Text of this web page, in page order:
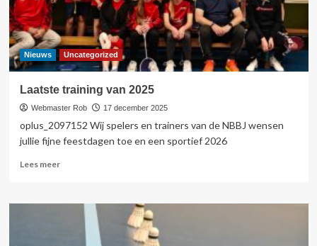
Nieuws Uncategorized
Laatste training van 2025
Webmaster Rob 17 december 2025
oplus_2097152 Wij spelers en trainers van de NBBJ wensen
jullie fijne feestdagen toe en een sportief 2026
Lees meerLees
Laatste
training